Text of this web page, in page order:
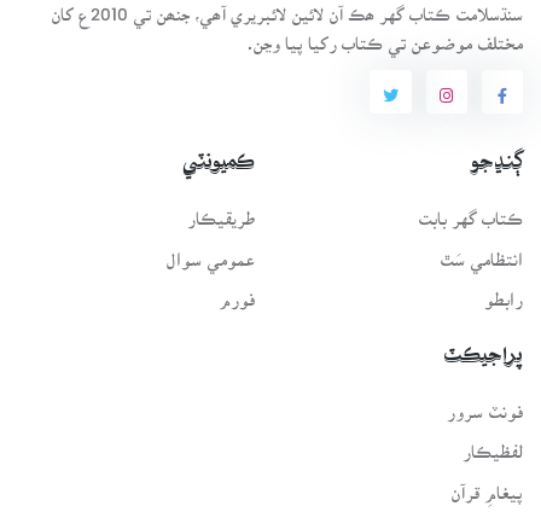
سنڌسلامت ڪتاب گهر ھڪ آن لائين لائبريري آھي، جنھن تي 2010ع کان
مختلف موضوعن تي ڪتاب رکيا پيا وڃن.
ڳنڍجو
ڪتاب گهر بابت
انتظامي سَٿ
رابطو
ڪميونٽي
طريقيڪار
عمومي سوال
فورم
پراجيڪٽ
لفظيڪار
پيغامِ قرآن